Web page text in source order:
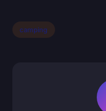
camping